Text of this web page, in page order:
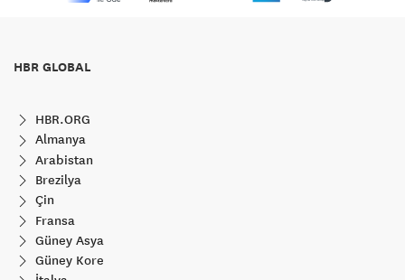
HBR GLOBAL
HBR.ORG
Almanya
Arabistan
Brezilya
Çin
Fransa
Güney Asya
Güney Kore